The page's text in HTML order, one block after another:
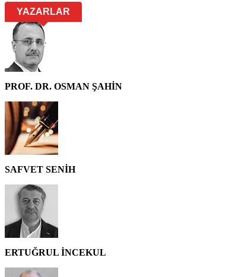
YAZARLAR
PROF. DR. OSMAN ŞAHİN
SAFVET SENİH
ERTUĞRUL İNCEKUL